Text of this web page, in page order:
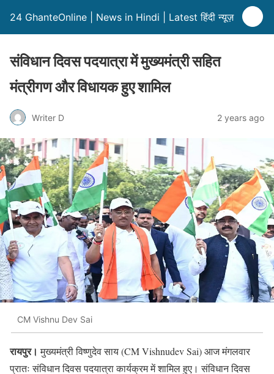
24 GhanteOnline | News in Hindi | Latest हिंदी न्यूज़
संविधान दिवस पदयात्रा में मुख्यमंत्री सहित
मंत्रीगण और विधायक हुए शामिल
Writer D 2 years ago
CM Vishnu Dev Sai
रायपुर। मुख्यमंत्री विष्णुदेव साय (CM Vishnudev Sai) आज मंगलवार
प्रातः संविधान दिवस पदयात्रा कार्यक्रम में शामिल हुए। संविधान दिवस